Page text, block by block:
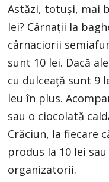
Astăzi, totuși, mai
lei? Cârnații la
cârnaciorii
sunt 10 lei. Dacă
cu dulceață sunt 9
leu în plus.
sau o ciocolată
Crăciun, la fiecare
produs la 10 lei
organizatorii.